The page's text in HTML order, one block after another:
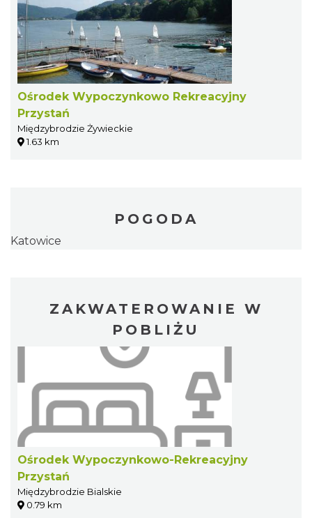
Ośrodek Wypoczynkowo Rekreacyjny
Przystań
Międzybrodzie Żywieckie
1.63 km
POGODA
Katowice
ZAKWATEROWANIE W
POBLIŻU
Ośrodek Wypoczynkowo-Rekreacyjny
Przystań
Międzybrodzie Bialskie
0.79 km